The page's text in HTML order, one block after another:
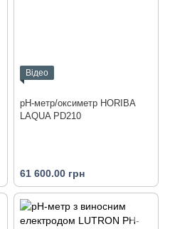
Відео
pH-метр/оксиметр HORIBA
LAQUA PD210
61 600.00 грн